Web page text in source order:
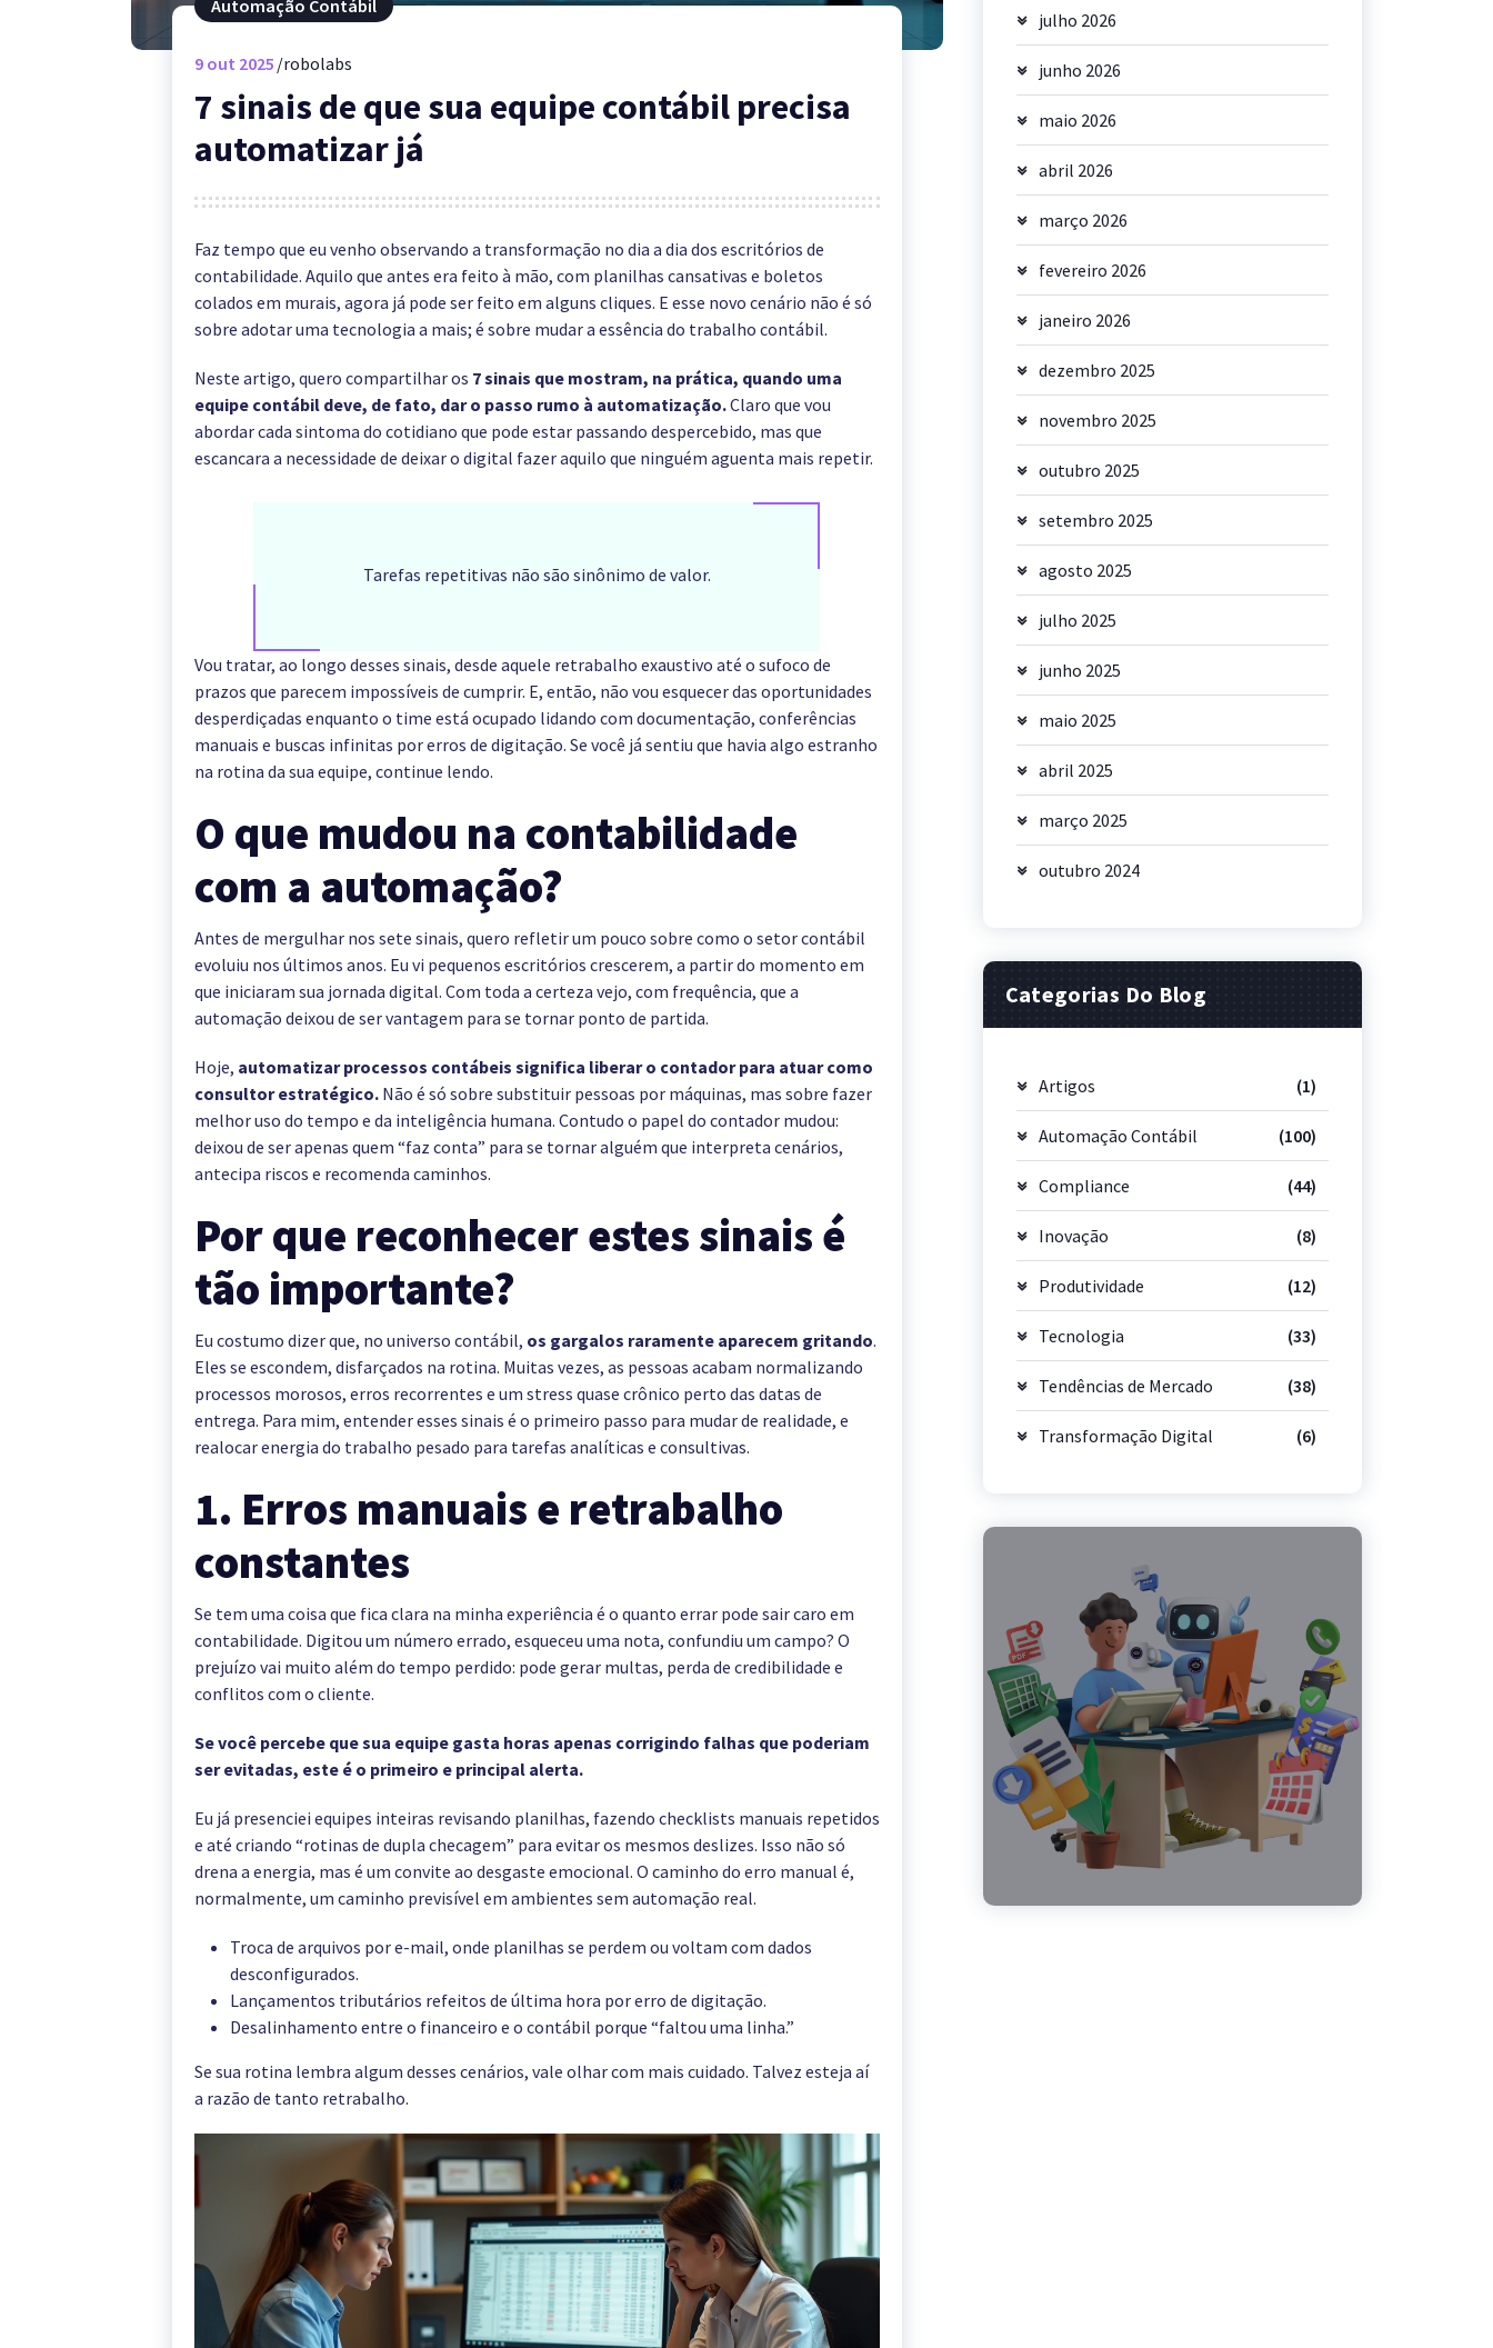
Automação Contábil
9out 2025 robolabs
7 sinais de que sua equipe contábil precisa
automatizar já
Faz tempo que eu venho observando a transformação no dia a dia dos escritórios de
contabilidade. Aquilo que antes era feito à mão, com planilhas cansativas e boletos
colados em murais, agora já pode ser feito em alguns cliques. E esse novo cenário não é só
sobre adotar uma tecnologia a mais; é sobre mudar a essência do trabalho contábil.
Neste artigo, quero compartilhar os 7 sinais que mostram, na prática, quando uma
equipe contábil deve, de fato, dar o passo rumo à automatização.Claro que vou
abordar cada sintoma do cotidiano que pode estar passando despercebido, mas que
escancara a necessidade de deixar o digital fazer aquilo que ninguém aguenta mais repetir.
Tarefas repetitivas não são sinônimo de valor.
Vou tratar, ao longo desses sinais, desde aquele retrabalho exaustivo até o sufoco de
prazos que parecem impossíveis de cumprir. E, então, não vou esquecer das oportunidades
desperdiçadas enquanto o time está ocupado lidando com documentação, conferências
manuais e buscas infinitas por erros de digitação. Se você já sentiu que havia algo estranho
na rotina da sua equipe, continue lendo.
O que mudou na contabilidade
com a automação?
Antes de mergulhar nos sete sinais, quero refletir um pouco sobre como o setor contábil
evoluiu nos últimos anos. Eu vi pequenos escritórios crescerem, a partir do momento em
que iniciaram sua jornada digital. Com toda a certeza vejo, com frequência, que a
automação deixou de ser vantagem para se tornar ponto de partida.
Hoje, automatizar processos contábeis significa liberar o contador para atuar como
consultor estratégico.Não é só sobre substituir pessoas por máquinas, mas sobre fazer
melhor uso do tempo e da inteligência humana. Contudo o papel do contador mudou:
deixou de ser apenas quem “faz conta” para se tornar alguém que interpreta cenários,
antecipa riscos e recomenda caminhos.
Por que reconhecer estes sinais é
tão importante?
Eu costumo dizer que, no universo contábil, os gargalos raramente aparecem gritando.
Eles se escondem, disfarçados na rotina. Muitas vezes, as pessoas acabam normalizando
processos morosos, erros recorrentes e um stress quase crônico perto das datas de
entrega. Para mim, entender esses sinais é o primeiro passo para mudar de realidade, e
realocar energia do trabalho pesado para tarefas analíticas e consultivas.
1. Erros manuais e retrabalho
constantes
Se tem uma coisa que fica clara na minha experiência é o quanto errar pode sair caro em
contabilidade. Digitou um número errado, esqueceu uma nota, confundiu um campo? O
prejuízo vai muito além do tempo perdido: pode gerar multas, perda de credibilidade e
conflitos com o cliente.
Se você percebe que sua equipe gasta horas apenas corrigindo falhas que poderiam
ser evitadas, este é o primeiro e principal alerta.
Eu já presenciei equipes inteiras revisando planilhas, fazendo checklists manuais repetidos
e até criando “rotinas de dupla checagem” para evitar os mesmos deslizes. Isso não só
drena a energia, mas é um convite ao desgaste emocional. O caminho do erro manual é,
normalmente, um caminho previsível em ambientes sem automação real.
Troca de arquivos por e-mail, onde planilhas se perdem ou voltam com dados
desconfigurados.
Lançamentos tributários refeitos de última hora por erro de digitação.
Desalinhamento entre o financeiro e o contábil porque “faltou uma linha.”
Se sua rotina lembra algum desses cenários, vale olhar com mais cuidado. Talvez esteja aí
a razão de tanto retrabalho.
julho 2026
junho 2026
maio 2026
abril 2026
março 2026
fevereiro 2026
janeiro 2026
dezembro 2025
novembro 2025
outubro 2025
setembro 2025
agosto 2025
julho 2025
junho 2025
maio 2025
abril 2025
março 2025
outubro 2024
Categorias Do Blog
Artigos (1)
Automação Contábil (100)
Compliance (44)
Inovação (8)
Produtividade (12)
Tecnologia (33)
Tendências de Mercado (38)
Transformação Digital (6)